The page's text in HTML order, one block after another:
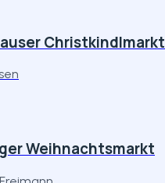
Christkindlmarkt
Weihnachtsmarkt